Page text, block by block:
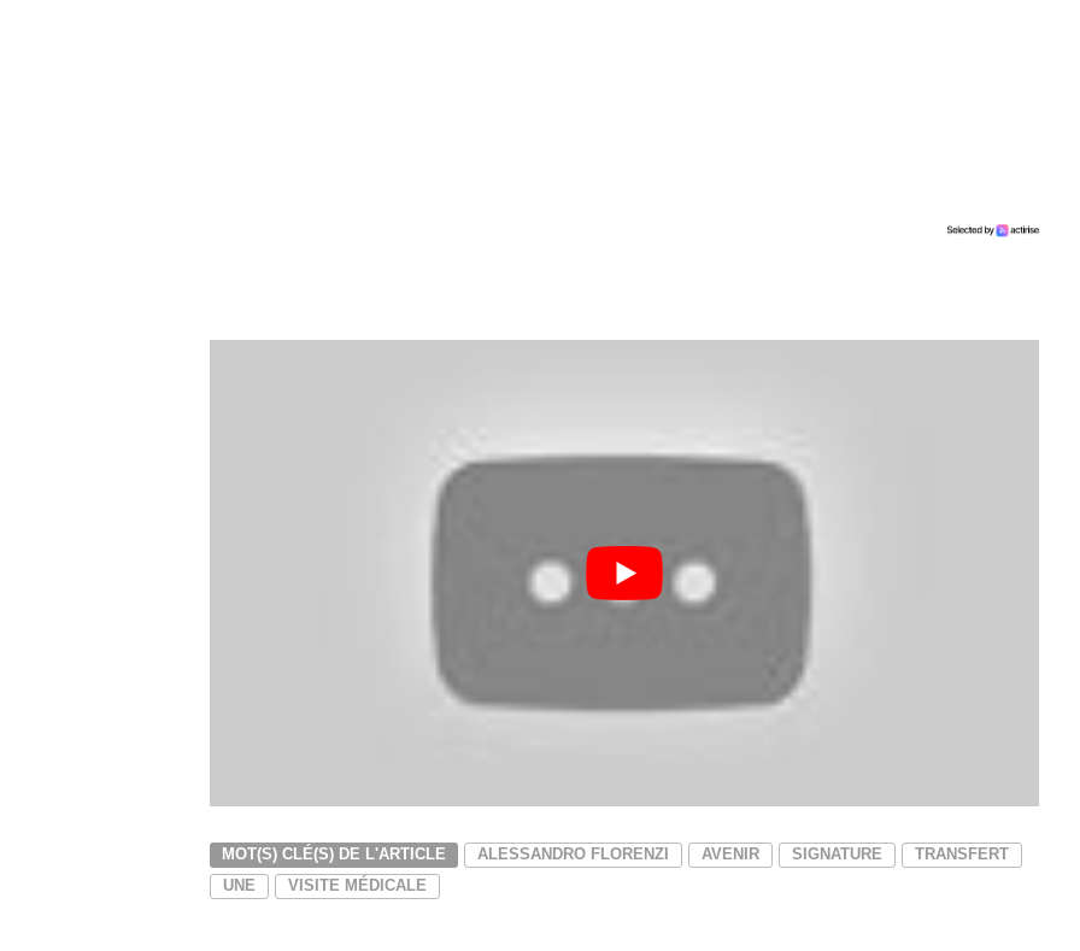
MOT(S) CLÉ(S) DE L'ARTICLE ALESSANDRO FLORENZI AVENIR SIGNATURE
TRANSFERT
UNE
VISITE MÉDICALE